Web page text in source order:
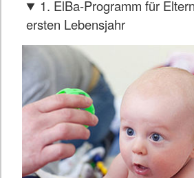
1. ElBa-Programm für
ersten Lebensjahr